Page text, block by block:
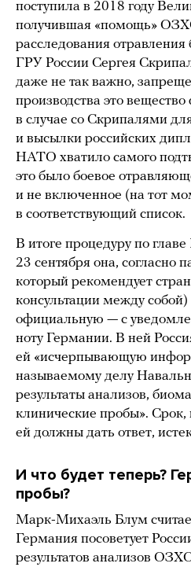
поступила в 2018 году
получившая «помощь»
расследования
ГРУ России Сергея
даже не так важно,
производства это
в случае со Скрипалями
и высылки российских
НАТО хватило самого
это было боевое
и не включенное (на тот
в соответствующий список.
В итоге процедуру по главе
23 сентября она, согласно
который рекомендует
консультации между
официальную — с
ноту Германии. В ней
ей «исчерпывающую
называемому делу
результаты анализов,
клинические пробы». Срок,
ей должны дать ответ,
И что будет теперь?
пробы?
Марк-Михаэль Блум
Германия посоветует
результатов анализов